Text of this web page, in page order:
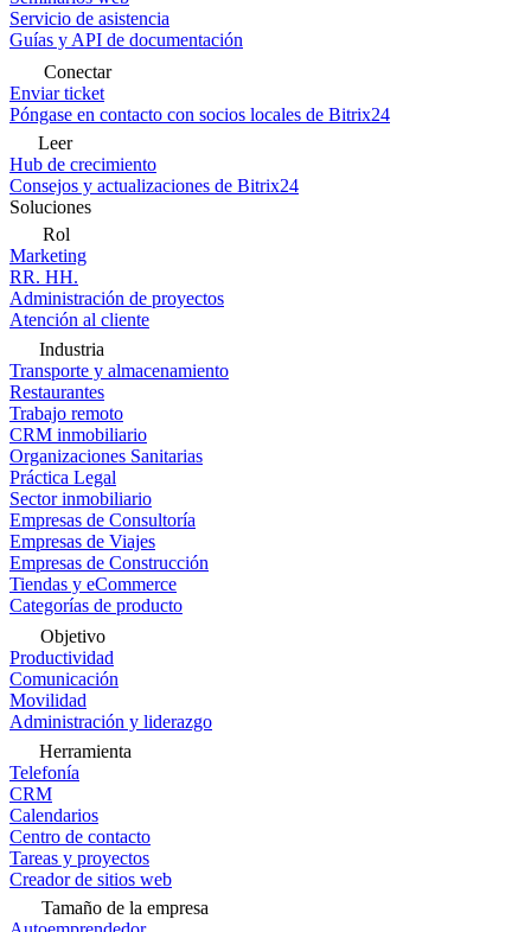
Servicio de asistencia
Guías y API de documentación
Conectar
Enviar ticket
Póngase en contacto con socios locales de Bitrix24
Leer
Hub de crecimiento
Consejos y actualizaciones de Bitrix24
Soluciones
Rol
Marketing
RR. HH.
Administración de proyectos
Atención al cliente
Industria
Transporte y almacenamiento
Restaurantes
Trabajo remoto
CRM inmobiliario
Organizaciones Sanitarias
Práctica Legal
Sector inmobiliario
Empresas de Consultoría
Empresas de Viajes
Empresas de Construcción
Tiendas y eCommerce
Categorías de producto
Objetivo
Productividad
Comunicación
Movilidad
Administración y liderazgo
Herramienta
Telefonía
CRM
Calendarios
Centro de contacto
Tareas y proyectos
Creador de sitios web
Tamaño de la empresa